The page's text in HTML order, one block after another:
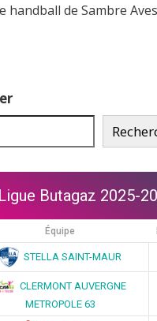
handball de Sambre
Ligue Butagaz 2025-
Équipe
STELLA SAINT-MAUR
CLERMONT AUVERGNE
METROPOLE 63